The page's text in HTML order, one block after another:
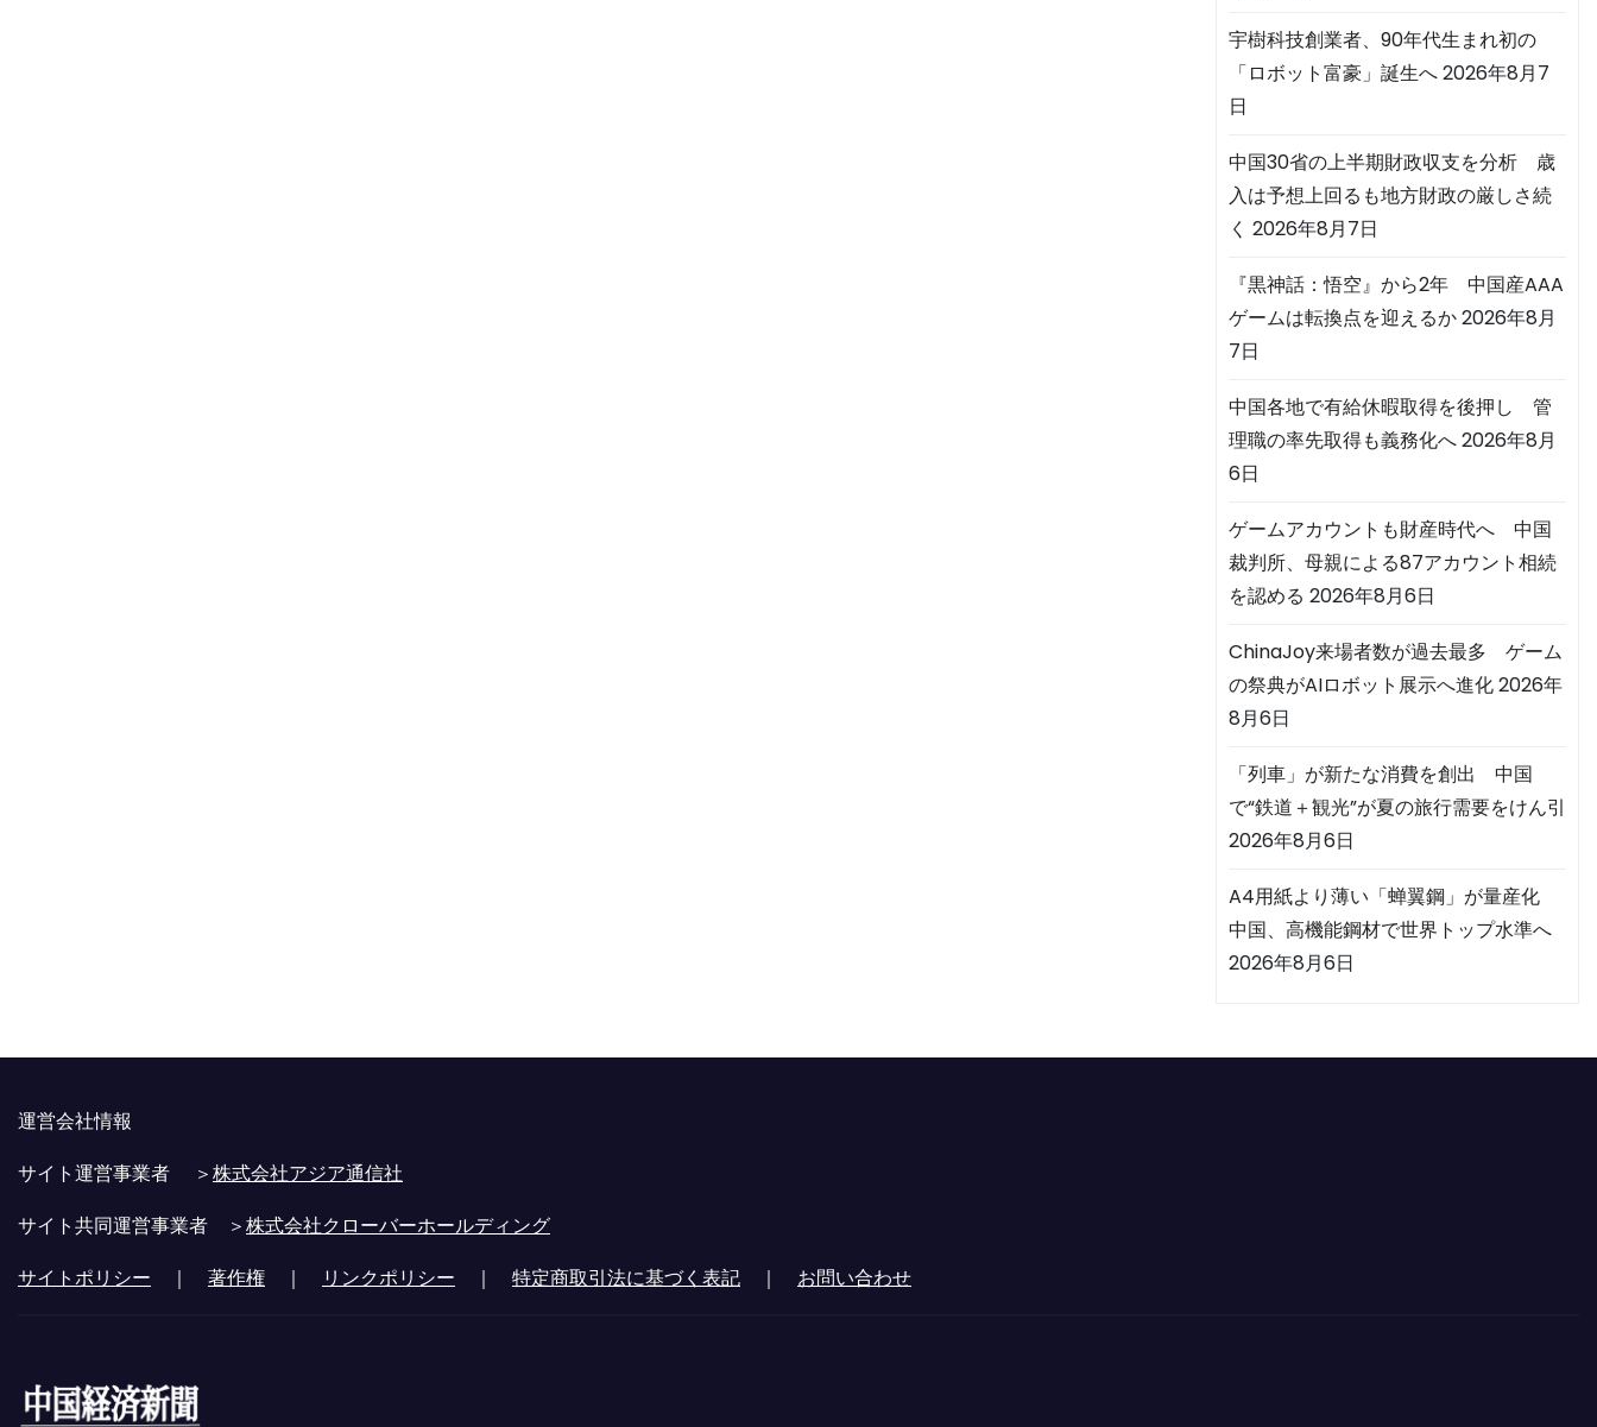
宇樹科技創業者、90年代生まれ初の
「ロボット富豪」誕生へ2026年8月7
日
中国30省の上半期財政収支を分析 歳
入は予想上回るも地方財政の厳しさ続
く 2026年8月7日
『黒神話：悟空』から2年 中国産AAA
ゲームは転換点を迎えるか2026年8月
7日
中国各地で有給休暇取得を後押し 管
理職の率先取得も義務化へ2026年8月
6日
ゲームアカウントも財産時代へ 中国
裁判所、母親による87アカウント相続
を認める 2026年8月6日
ChinaJoy来場者数が過去最多 ゲーム
の祭典がAIロボット展示へ進化2026年
8月6日
「列車」が新たな消費を創出 中国
で“鉄道＋観光”が夏の旅行需要をけん引
2026年8月6日
A4用紙より薄い「蝉翼鋼」が量産化
中国、高機能鋼材で世界トップ水準へ
2026年8月6日
運営会社情報
サイト運営事業者 ＞株式会社アジア通信社
サイト共同運営事業者 ＞株式会社クローバーホールディング
サイトポリシー ｜ 著作権 ｜ リンクポリシー ｜ 特定商取引法に基づく表記 ｜ お問い合わせ